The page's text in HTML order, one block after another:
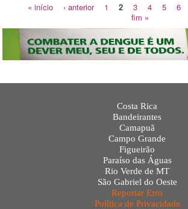
« início ‹ anterior 1 2 3 4 5 6
fim »
Costa Rica
Bandeirantes
Camapuã
Campo Grande
Figueirão
Paraíso das Águas
Rio Verde de MT
São Gabriel do Oeste
Reportar Erro
Política de Privacidade